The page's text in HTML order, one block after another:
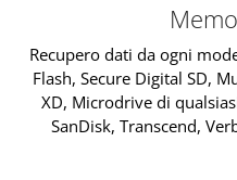
Recupero dati da ogni
Flash, Secure Digital SD,
XD, Microdrive di
SanDisk, Transcend,